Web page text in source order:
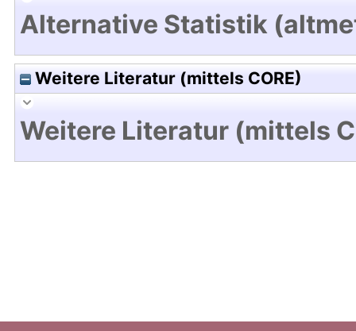
Alternative Statistik
Weitere Literatur (mittels CORE)
Weitere Literatur (mittels